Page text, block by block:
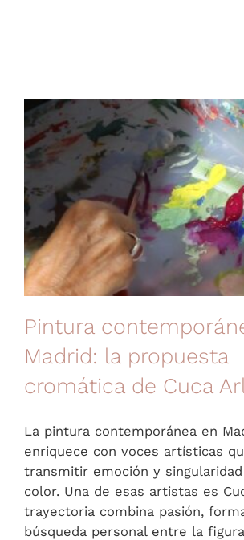
Pintura
Madrid: la propuesta
cromática de Cuca
La pintura contemporánea en
enriquece con voces artísticas
transmitir emoción y
color. Una de esas artistas es
trayectoria combina pasión,
búsqueda personal entre la